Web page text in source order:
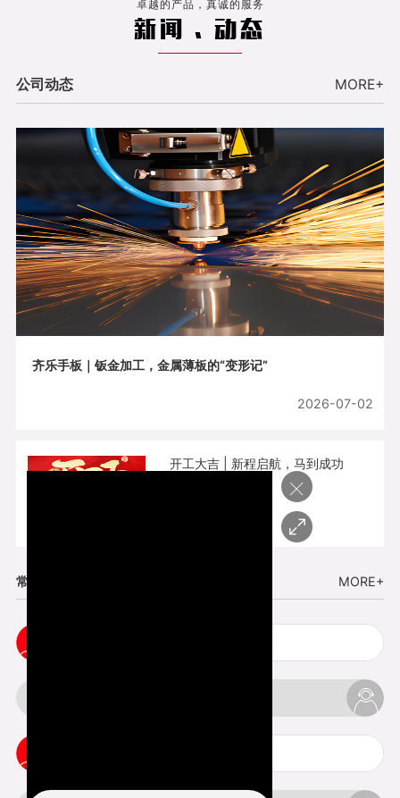
卓越的产品，真诚的服务
新闻 . 动态
公司动态 MORE+
齐乐手板｜钣金加工，金属薄板的“变形记”
2026-07-02
开工大吉 | 新程启航，马到成功
常见问题 MORE+
×